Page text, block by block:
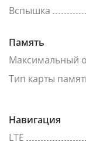
Вспышка
Память
Максимальный
Тип карты
Навигация
LTE